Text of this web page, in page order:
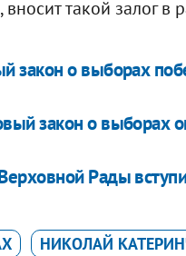
такой залог в
закон о выборах
закон о выборах
Рады
НИКОЛАЙ